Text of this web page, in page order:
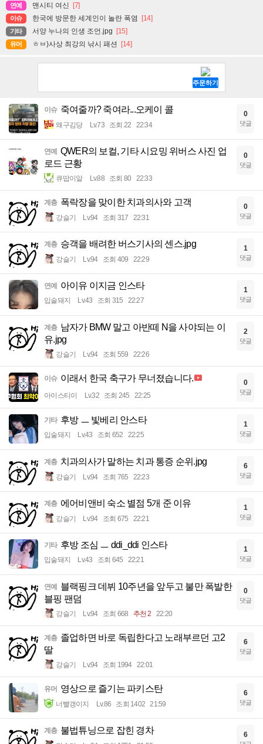
연예 맨시티 여신 [7]
이슈 한국에 방문한 세계인이 놀란 폭염 [14]
기타 서양 누나의 인생 조언.jpg [15]
유머 ㅎㅂ)사상 최강의 낚시 패션 [14]
이슈 죽여줄까? 죽여라...오케이 콜
왜구김당 Lv.73 조회 22 22:34
0
댓글
연예 QWER의 보컬, 기타 시요밍 위버스 사진 업
로드 근황
큐땁이알 Lv.88 조회 80 22:33
0
댓글
계층 폭락장을 맞이한 치과의사와 고객
강슬기 Lv.94 조회 317 22:31
0
댓글
계층 승객을 배려한 버스기사의 센스.jpg
강슬기 Lv.94 조회 409 22:29
1
댓글
연예 아이유 이지금 인스타
입술돼지 Lv.43 조회 315 22:27
1
댓글
계층 남자가 BMW 말고 아반떼 N을 사야되는 이
유.jpg
강슬기 Lv.94 조회 559 22:26
2
댓글
이슈 이래서 한국 축구가 무너졌습니다.
아이스티이 Lv.32 조회 245 22:25
0
댓글
기타 후방 ㅡ 빛베리 안스타
입술돼지 Lv.43 조회 652 22:25
1
댓글
계층 치과의사가 말하는 치과 통증 순위.jpg
강슬기 Lv.94 조회 765 22:23
6
댓글
계층 에어비앤비 숙소 별점 5개 준 이유
강슬기 Lv.94 조회 675 22:21
1
댓글
기타 후방 조심 ㅡ ddi_ddi 인스타
입술돼지 Lv.43 조회 645 22:21
1
댓글
연예 블랙핑크 데뷔 10주년을 앞두고 불만 폭발한
블핑 팬덤
강슬기 Lv.94 조회 668 추천 2 22:20
0
댓글
계층 졸업하면 바로 독립한다고 노래부르던 고2
딸
강슬기 Lv.94 조회 1994 22:01
6
댓글
유머 영상으로 즐기는 파키스탄
너빨갱이지 Lv.86 조회 1402 21:59
6
댓글
계층 불법튜닝으로 잡힌 경차 6